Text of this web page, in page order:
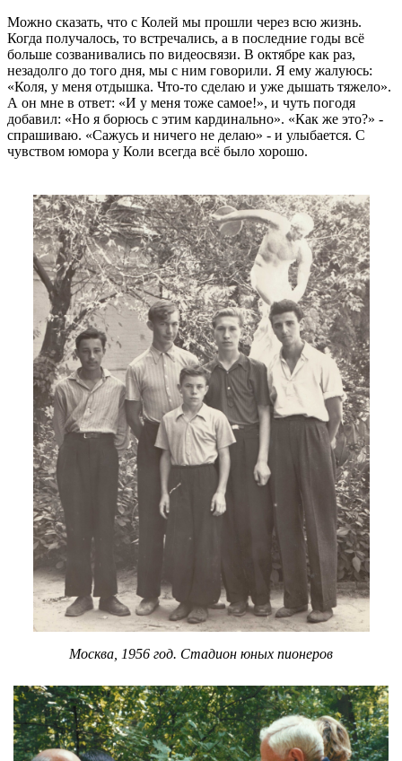
Можно сказать, что с Колей мы прошли через всю жизнь.
Когда получалось, то встречались, а в последние годы всё
больше созванивались по видеосвязи. В октябре как раз,
незадолго до того дня, мы с ним говорили. Я ему жалуюсь:
«Коля, у меня отдышка. Что-то сделаю и уже дышать тяжело».
А он мне в ответ: «И у меня тоже самое!», и чуть погодя
добавил: «Но я борюсь с этим кардинально». «Как же это?» -
спрашиваю. «Сажусь и ничего не делаю» - и улыбается. С
чувством юмора у Коли всегда всё было хорошо.
Москва, 1956 год. Стадион юных пионеров